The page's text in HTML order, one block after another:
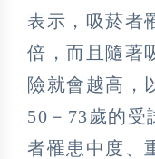
表示，吸菸者
倍，而且隨著
險就會越高，
50－73歲的受
者罹患中度、